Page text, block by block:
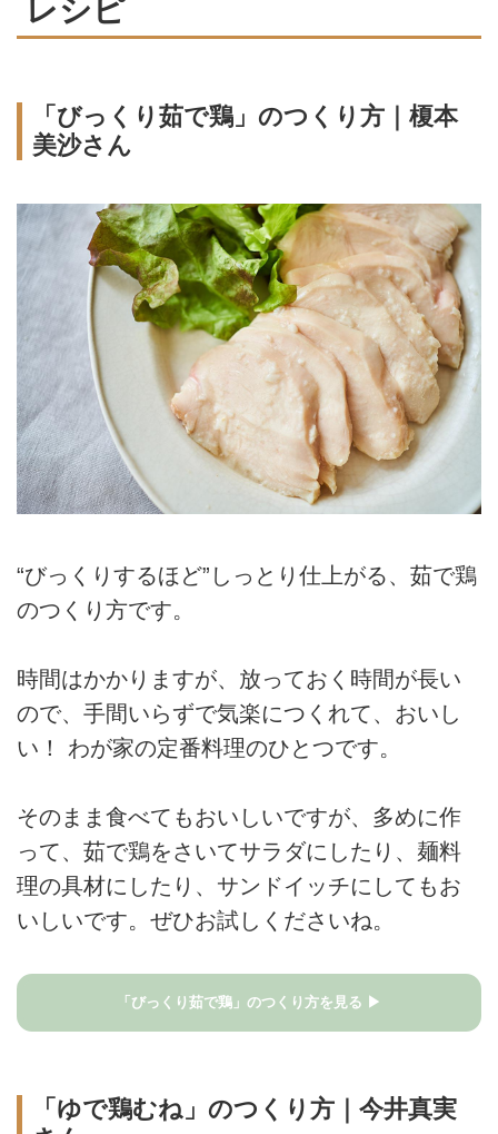
レシピ
「びっくり茹で鶏」のつくり方｜榎本
美沙さん
“びっくりするほど”しっとり仕上がる、茹で鶏
のつくり方です。
時間はかかりますが、放っておく時間が長い
ので、手間いらずで気楽につくれて、おいし
い！ わが家の定番料理のひとつです。
そのまま食べてもおいしいですが、多めに作
って、茹で鶏をさいてサラダにしたり、麺料
理の具材にしたり、サンドイッチにしてもお
いしいです。ぜひお試しくださいね。
「びっくり茹で鶏」のつくり方を見る ▶
「ゆで鶏むね」のつくり方｜今井真実